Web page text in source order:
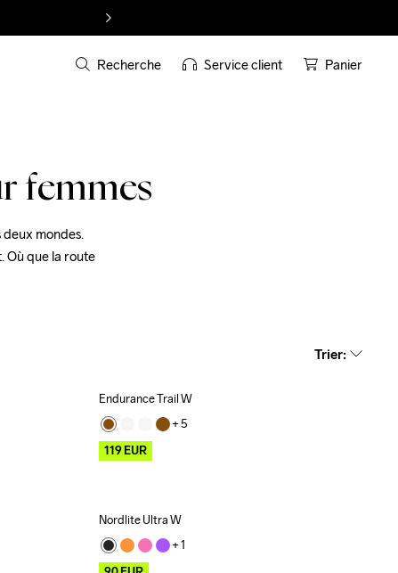
Recherche Service client Panier
femmes
mondes.
Où que la route
Trier:
Outlet
Endurance Trail W
+ 5
119EUR
Outlet
Nordlite Ultra W
+ 1